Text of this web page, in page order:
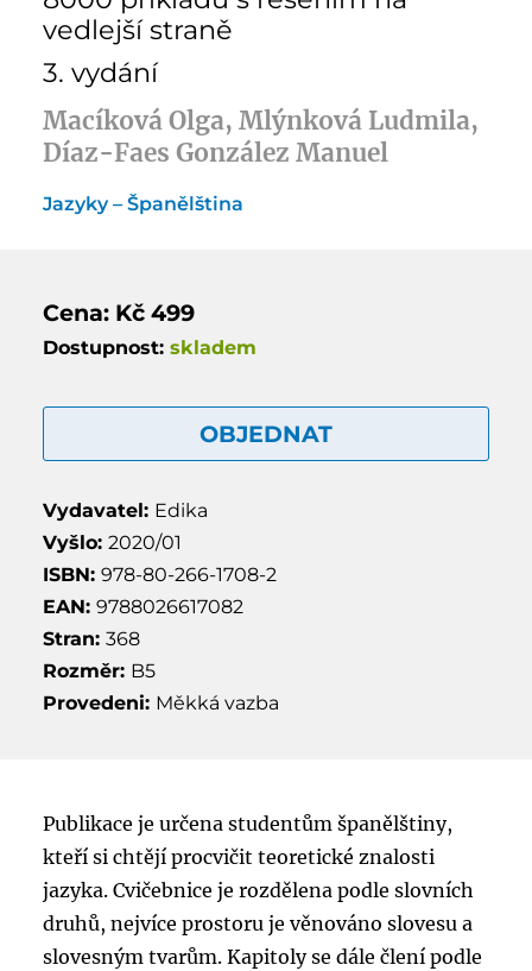
vedlejší straně
3. vydání
Macíková Olga, Mlýnková Ludmila,
Díaz-Faes González Manuel
Jazyky – Španělština
Cena: Kč 499
Dostupnost: skladem
OBJEDNAT
Vydavatel: Edika
Vyšlo: 2020/01
ISBN: 978-80-266-1708-2
EAN: 9788026617082
Stran: 368
Rozměr: B5
Provedeni: Měkká vazba
Publikace je určena studentům španělštiny,
kteří si chtějí procvičit teoretické znalosti
jazyka. Cvičebnice je rozdělena podle slovních
druhů, nejvíce prostoru je věnováno slovesu a
slovesným tvarům. Kapitoly se dále člení podle